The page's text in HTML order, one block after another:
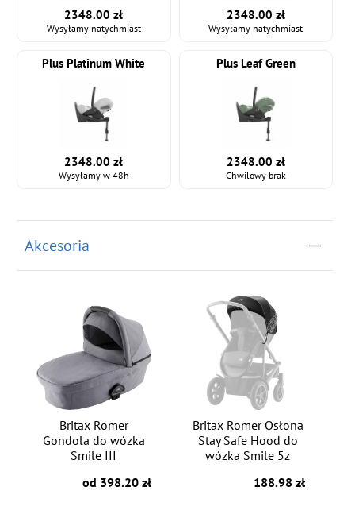
2348.00 zł
Wysyłamy natychmiast
2348.00 zł
Wysyłamy natychmiast
Plus Platinum White
2348.00 zł
Wysyłamy w 48h
Plus Leaf Green
2348.00 zł
Chwilowy brak
Akcesoria
Britax Romer
Gondola do wózka
Smile III
od 398.20 zł
Britax Romer Osłona
Stay Safe Hood do
wózka Smile 5z
188.98 zł